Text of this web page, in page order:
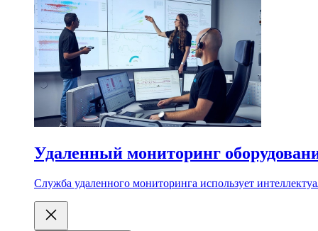
Удаленный мониторинг
Служба удаленного мониторинга использует